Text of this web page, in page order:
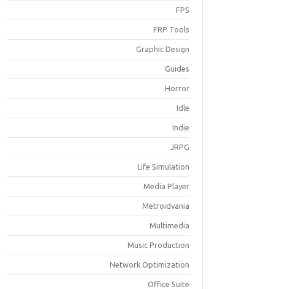
FPS
FRP Tools
Graphic Design
Guides
Horror
Idle
Indie
JRPG
Life Simulation
Media Player
Metroidvania
Multimedia
Music Production
Network Optimization
Office Suite